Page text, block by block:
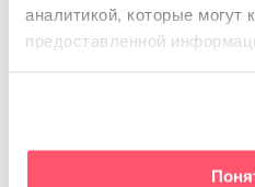
аналитикой, которые могут
предоставленной